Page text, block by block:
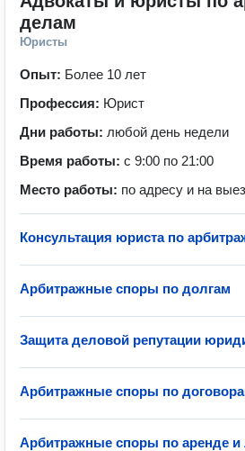
делам
Юристы
Опыт: Более 10 лет
Профессия: Юрист
Дни работы: любой день недели
Время работы: с 9:00 по 21:00
Место работы: по адресу и на
Консультация юриста по
Арбитражные споры по долгам
Защита деловой репутации
Арбитражные споры по
Арбитражные споры по аренде и